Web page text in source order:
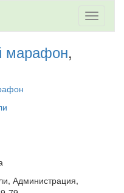
Toggle
марафон,
Администрация,